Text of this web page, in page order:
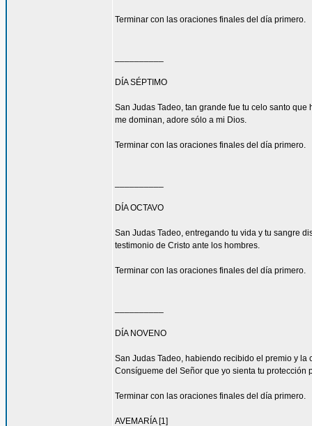
Terminar con las oraciones finales del día primero.
DÍA SÉPTIMO
San Judas Tadeo, tan grande fue tu celo santo
me dominan, adore sólo a mi Dios.
Terminar con las oraciones finales del día primero.
DÍA OCTAVO
San Judas Tadeo, entregando tu vida y tu sangre
testimonio de Cristo ante los hombres.
Terminar con las oraciones finales del día primero.
DÍA NOVENO
San Judas Tadeo, habiendo recibido el premio y
Consígueme del Señor que yo sienta tu
Terminar con las oraciones finales del día primero.
AVEMARÍA [1]